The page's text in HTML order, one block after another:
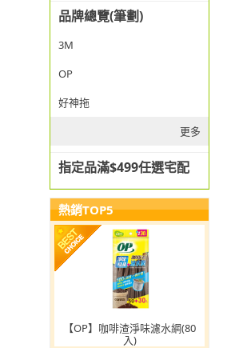
品牌總覽(筆劃)
3M
OP
好神拖
更多
指定品滿$499任選宅配
熱銷TOP5
【OP】咖啡渣淨味濾水網(80
入)